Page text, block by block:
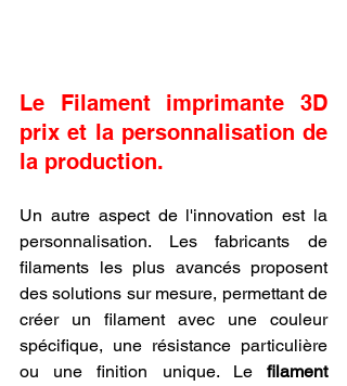
Le Filament imprimante 3D
prix et la personnalisation de
la production.
Un autre aspect de l'innovation est la
personnalisation. Les fabricants de
filaments les plus avancés proposent
des solutions sur mesure, permettant de
créer un filament avec une couleur
spécifique, une résistance particulière
ou une finition unique. Le filament